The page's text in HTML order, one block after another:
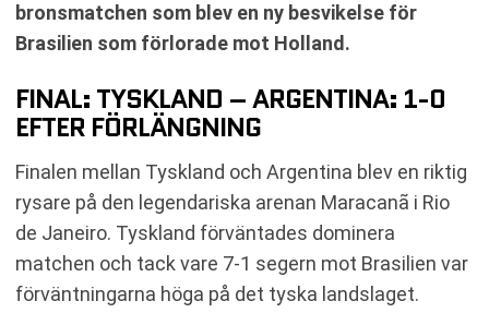
bronsmatchen som blev en ny besvikelse för
Brasilien som förlorade mot Holland.
FINAL: TYSKLAND – ARGENTINA: 1-0
EFTER FÖRLÄNGNING
Finalen mellan Tyskland och Argentina blev en riktig
rysare på den legendariska arenan Maracanã i Rio
de Janeiro. Tyskland förväntades dominera
matchen och tack vare 7-1 segern mot Brasilien var
förväntningarna höga på det tyska landslaget.